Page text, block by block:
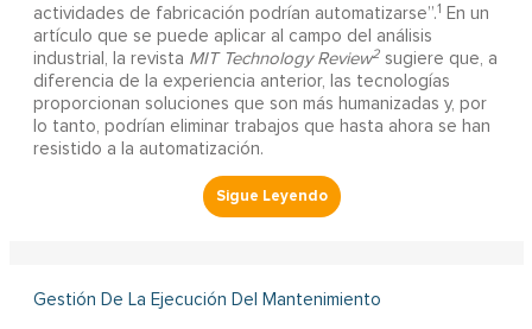
actividades de fabricación podrían automatizarse”.1
En un
artículo que se puede aplicar al campo del análisis
industrial, la revista MIT Technology Review2sugiere que, a
diferencia de la experiencia anterior, las tecnologías
proporcionan soluciones que son más humanizadas y, por
lo tanto, podrían eliminar trabajos que hasta ahora se han
resistido a la automatización.
Gestión De La Ejecución Del Mantenimiento